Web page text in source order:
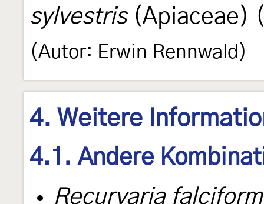
sylvestris(Apiaceae)
(Autor: Erwin Rennwald)
4. Weitere
4.1. Andere
Recurvaria